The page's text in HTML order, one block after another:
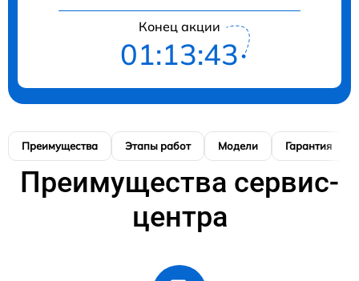
Конец акции
01:13:42
Преимущества Этапы работ Модели Гарантия
Преимущества сервис-
центра